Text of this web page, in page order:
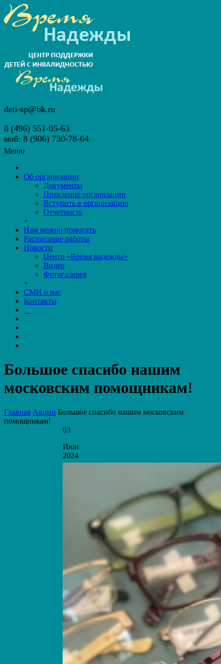
deti-sp@bk.ru
8 (496) 551-05-63
моб: 8 (906) 730-78-64
Меню
Об организации
Документы
Правление организации
Вступить в организацию
Отчетность
+
Нам можно помогать
Расписание работы
Новости
Центр «Время надежды»
Видео
Фотогалерея
+
СМИ о нас
Контакты
Большое спасибо нашим
московским помощникам!
Главная Акции Большое спасибо нашим московским
помощникам!
03
Июн
2024